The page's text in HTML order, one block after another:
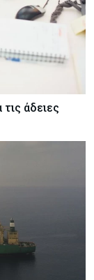
άδειες